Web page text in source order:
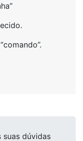
suas dúvidas